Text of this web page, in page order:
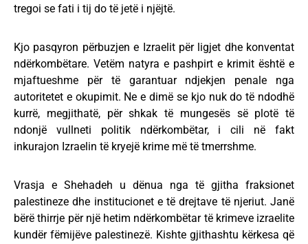
tregoi se fati i tij do të jetë i njëjtë.
Kjo pasqyron përbuzjen e Izraelit për ligjet dhe konventat
ndërkombëtare. Vetëm natyra e pashpirt e krimit është e
mjaftueshme për të garantuar ndjekjen penale nga
autoritetet e okupimit. Ne e dimë se kjo nuk do të ndodhë
kurrë, megjithatë, për shkak të mungesës së plotë të
ndonjë vullneti politik ndërkombëtar, i cili në fakt
inkurajon Izraelin të kryejë krime më të tmerrshme.
Vrasja e Shehadeh u dënua nga të gjitha fraksionet
palestineze dhe institucionet e të drejtave të njeriut. Janë
bërë thirrje për një hetim ndërkombëtar të krimeve izraelite
kundër fëmijëve palestinezë. Kishte gjithashtu kërkesa që